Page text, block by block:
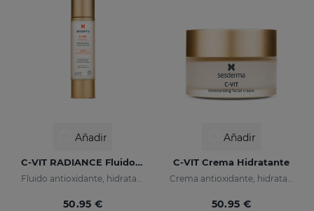
Añadir
C-VIT RADIANCE Fluido Luminoso
50.95 €
Añadir
C-VIT Crema Hidratante
50.95 €